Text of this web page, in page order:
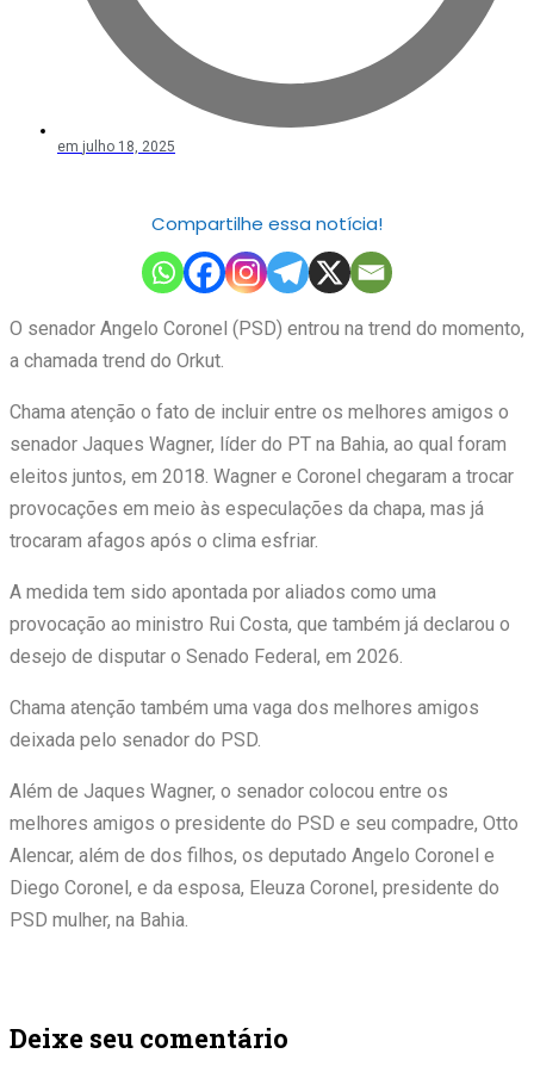
em julho 18, 2025
Compartilhe essa notícia!
O senador Angelo Coronel (PSD) entrou na trend do momento,
a chamada trend do Orkut.
Chama atenção o fato de incluir entre os melhores amigos o
senador Jaques Wagner, líder do PT na Bahia, ao qual foram
eleitos juntos, em 2018. Wagner e Coronel chegaram a trocar
provocações em meio às especulações da chapa, mas já
trocaram afagos após o clima esfriar.
A medida tem sido apontada por aliados como uma
provocação ao ministro Rui Costa, que também já declarou o
desejo de disputar o Senado Federal, em 2026.
Chama atenção também uma vaga dos melhores amigos
deixada pelo senador do PSD.
Além de Jaques Wagner, o senador colocou entre os
melhores amigos o presidente do PSD e seu compadre, Otto
Alencar, além de dos filhos, os deputado Angelo Coronel e
Diego Coronel, e da esposa, Eleuza Coronel, presidente do
PSD mulher, na Bahia.
Deixe seu comentário